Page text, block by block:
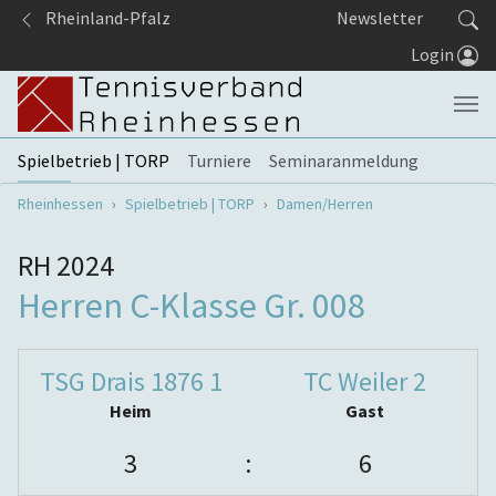
Springe zum Seiteninhalt
Rheinland-Pfalz
Newsletter
Login
Spielbetrieb | TORP Turniere
Seminaranmeldung
Sie sind hier:
Rheinhessen Spielbetrieb | TORP Damen/Herren
RH 2024
Herren C-Klasse Gr. 008
TSG Drais 1876 1
Heim
TC Weiler 2
Gast
3 : 6